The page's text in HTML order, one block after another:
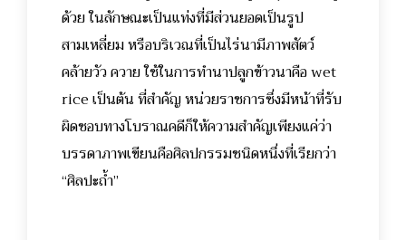
ด้วย ในลักษณะเป็นแท่งที่มีส่วนยอดเป็นรูป
สามเหลี่ยม หรือบริเวณที่เป็นไร่นามีภาพสัตว์
คล้ายวัว ควาย ใช้ในการทำนาปลูกข้าวนาคือ wet
rice เป็นต้น ที่สำคัญ หน่วยราชการซึ่งมีหน้าที่รับ
ผิดชอบทางโบราณคดีก็ให้ความสำคัญเพียงแค่ว่า
บรรดาภาพเขียนคือศิลปกรรมชนิดหนึ่งที่เรียกว่า
“ศิลปะถ้ำ”